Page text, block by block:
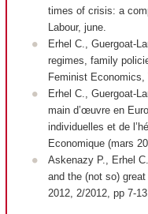
times of crisis: a
Labour, june.
Erhel C., Guergoat-
regimes, family
Feminist Economics,
Erhel C., Guergoat-
main d’œuvre en
individuelles et de
Economique (mars
Askenazy P., Erhel
and the (not so)
2012, 2/2012, pp 7-